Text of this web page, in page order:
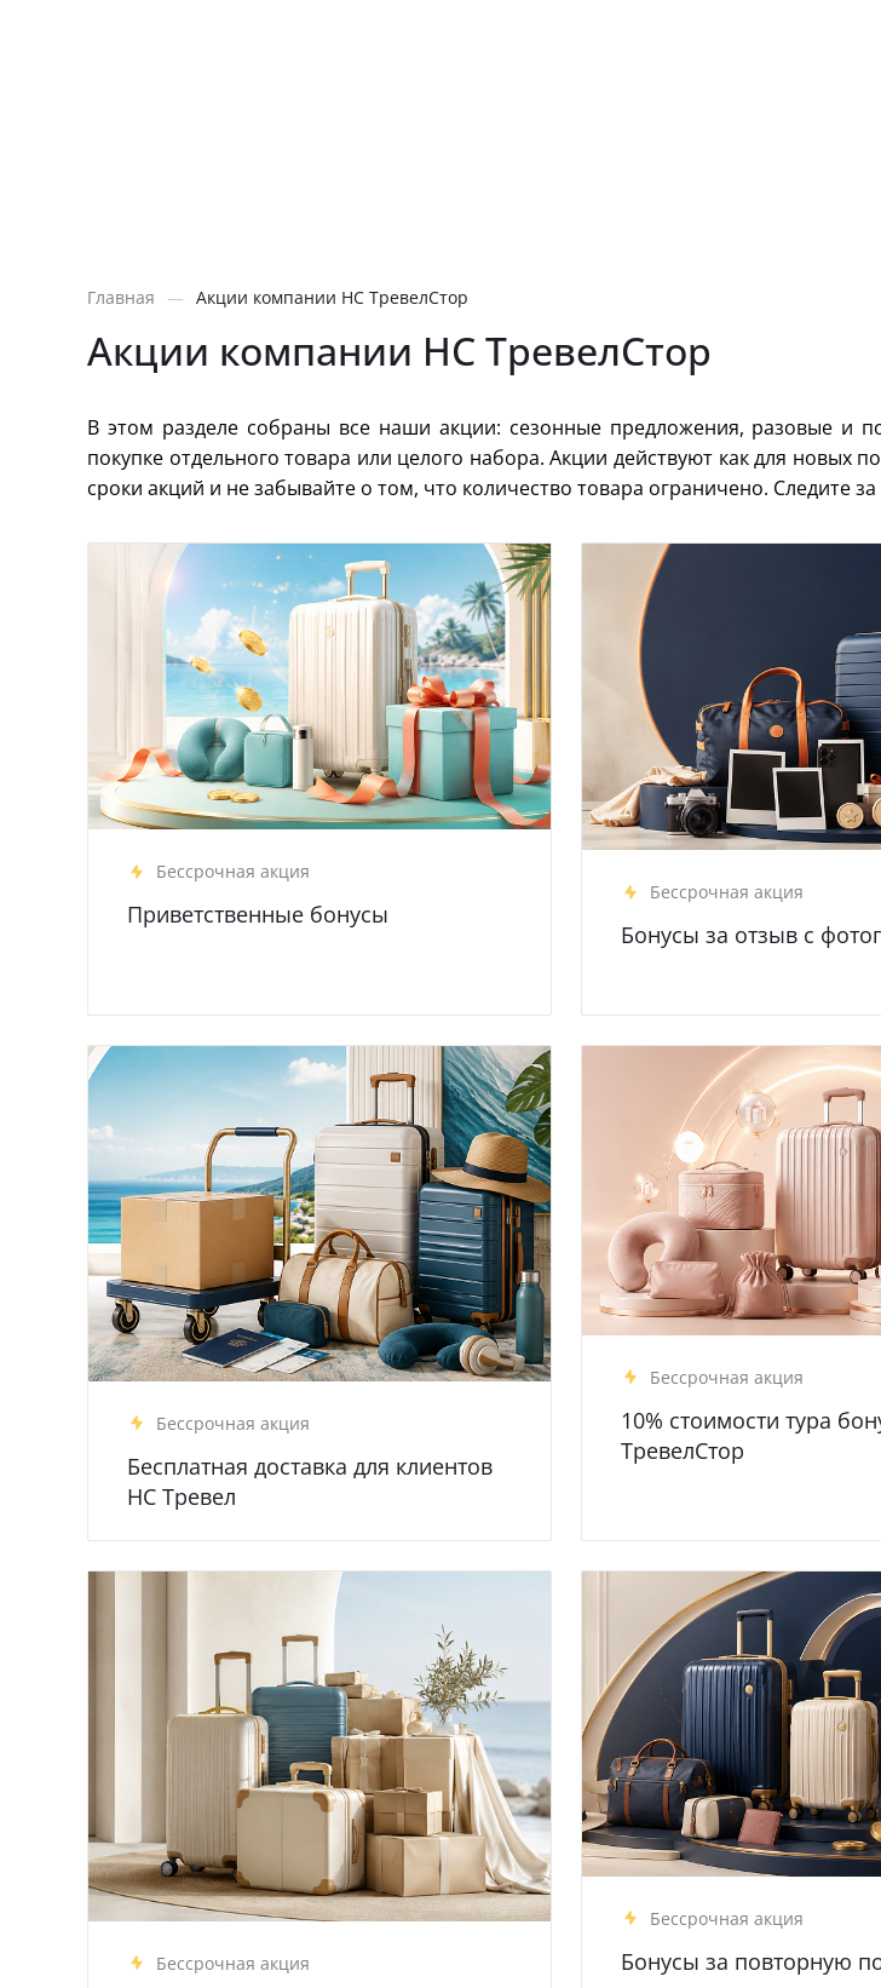
Главная — Акции компании НС ТревелСтор
Акции компании НС ТревелСтор
В этом разделе собраны все наши акции: сезонные предложения, разовые и
покупке отдельного товара или целого набора. Акции действуют как для новых
сроки акций и не забывайте о том, что количество товара ограничено.
Бессрочная акция
Приветственные бонусы
Бессрочная акция
Бонусы за отзыв с
Бессрочная акция
Бесплатная доставка для клиентов
НС Тревел
Бессрочная акция
10% стоимости тура
ТревелСтор
Бессрочная акция
Бессрочная акция
Бонусы за повторную